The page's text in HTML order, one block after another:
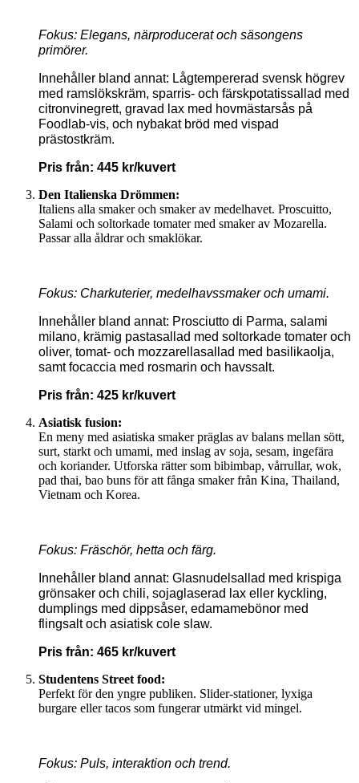
Fokus: Elegans, närproducerat och säsongens
primörer.
Innehåller bland annat: Lågtempererad svensk högrev
med ramslökskräm, sparris- och färskpotatissallad med
citronvinegrett, gravad lax med hovmästarsås på
Foodlab-vis, och nybakat bröd med vispad
prästostkräm.
Pris från: 445 kr/kuvert
Den Italienska Drömmen:
Italiens alla smaker och smaker av medelhavet. Proscuitto,
Salami och soltorkade tomater med smaker av Mozarella.
Passar alla åldrar och smaklökar.
Fokus: Charkuterier, medelhavssmaker och umami.
Innehåller bland annat: Prosciutto di Parma, salami
milano, krämig pastasallad med soltorkade tomater och
oliver, tomat- och mozzarellasallad med basilikaolja,
samt focaccia med rosmarin och havssalt.
Pris från: 425 kr/kuvert
Asiatisk fusion:
En meny med asiatiska smaker präglas av balans mellan sött,
surt, starkt och umami, med inslag av soja, sesam, ingefära
och koriander. Utforska rätter som bibimbap, vårrullar, wok,
pad thai, bao buns för att fånga smaker från Kina, Thailand,
Vietnam och Korea.
Fokus: Fräschör, hetta och färg.
Innehåller bland annat: Glasnudelsallad med krispiga
grönsaker och chili, sojaglaserad lax eller kyckling,
dumplings med dippsåser, edamamebönor med
flingsalt och asiatisk cole slaw.
Pris från: 465 kr/kuvert
Studentens Street food:
Perfekt för den yngre publiken. Slider-stationer, lyxiga
burgare eller tacos som fungerar utmärkt vid mingel.
Fokus: Puls, interaktion och trend.